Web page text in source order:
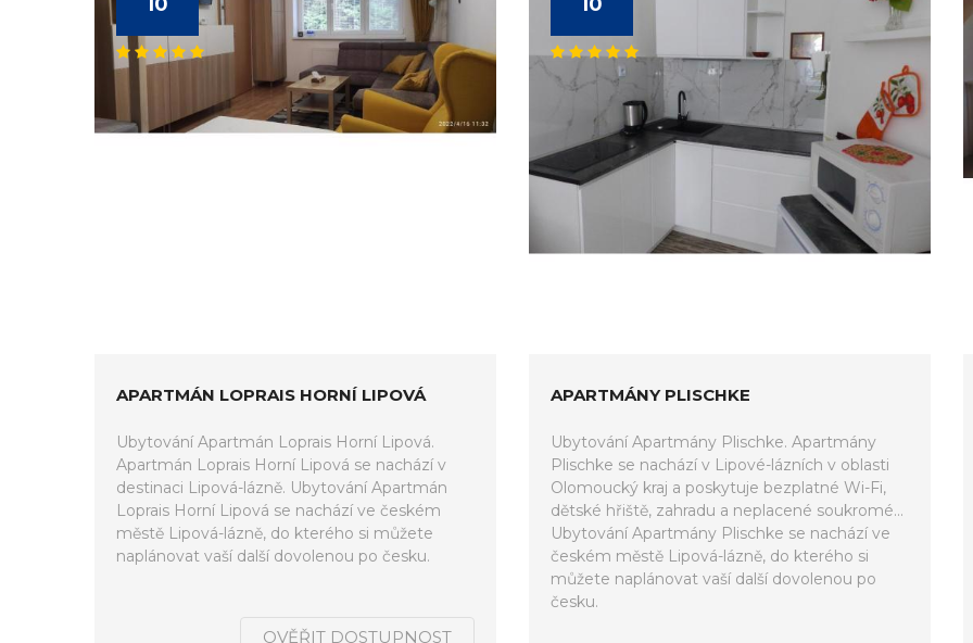
APARTMÁN LOPRAIS HORNÍ LIPOVÁ
Ubytování Apartmán Loprais Horní Lipová.
Apartmán Loprais Horní Lipová se nachází v
destinaci Lipová-lázně. Ubytování Apartmán
Loprais Horní Lipová se nachází ve českém
městě Lipová-lázně, do kterého si můžete
naplánovat vaší další dovolenou po česku.
OVĚŘIT DOSTUPNOST
APARTMÁNY PLISCHKE
Ubytování Apartmány Plischke. Apartmány
Plischke se nachází v Lipové-lázních v oblasti
Olomoucký kraj a poskytuje bezplatné Wi-Fi,
dětské hřiště, zahradu a neplacené soukromé...
Ubytování Apartmány Plischke se nachází ve
českém městě Lipová-lázně, do kterého si
můžete naplánovat vaší další dovolenou po
česku.